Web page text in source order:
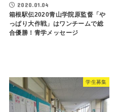
2020.01.04
箱根駅伝2020青山学院原監督「や
っぱり大作戦」はワンチームで総
合優勝！青学メッセージ
学生募集